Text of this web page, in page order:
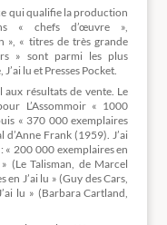
qui qualifie la production
« chefs d’œuvre »,
», « titres de très grande
» sont parmi les plus
lu et Presses Pocket.
aux résultats de vente. Le
L’Assommoir « 1000
« 370 000 exemplaires
Frank (1959). J’ai
« 200 000 exemplaires en
(Le Talisman, de Marcel
J’ai lu » (Guy des Cars,
lu » (Barbara Cartland,